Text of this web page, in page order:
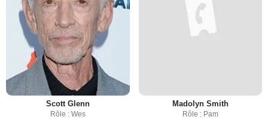
Scott Glenn
Rôle : Wes
Madolyn Smith
Rôle : Pam